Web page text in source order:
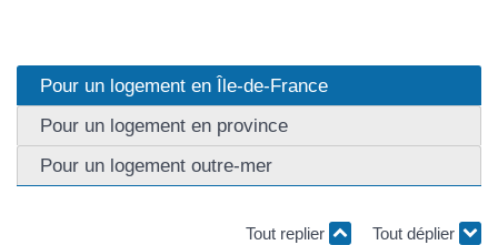
Pour un logement en Île-de-France
Pour un logement en province
Pour un logement outre-mer
Tout replier Tout déplier